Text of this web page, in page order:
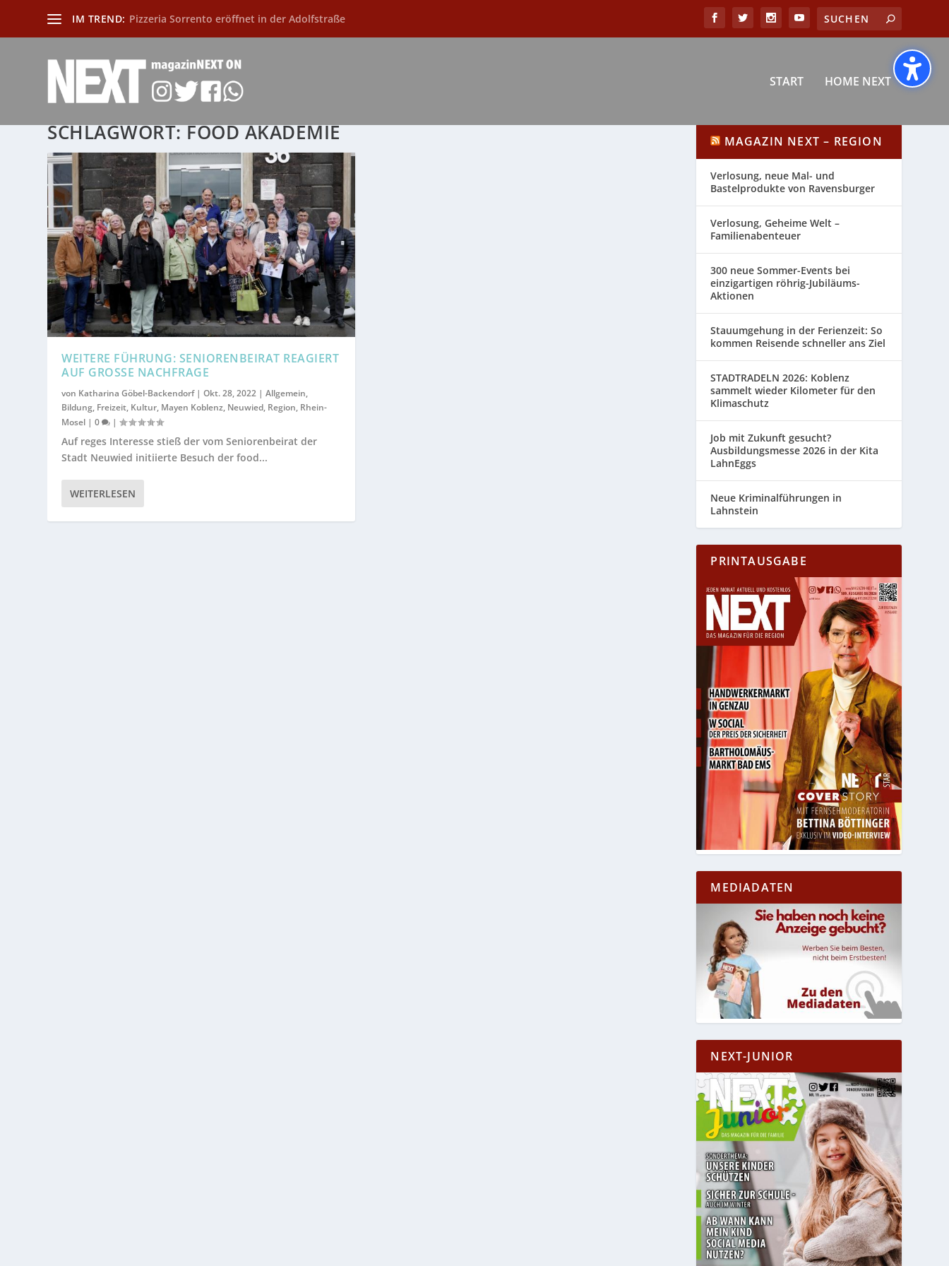
IM TREND: Pizzeria Sorrento eröffnet in der Adolfstraße
START HOME NEXT
SCHLAGWORT:FOOD AKADEMIE
WEITERE FÜHRUNG: SENIORENBEIRAT REAGIERT
AUF GROSSE NACHFRAGE
von Katharina Göbel-Backendorf|Okt. 28, 2022 |Allgemein,
Bildung, Freizeit, Kultur, Mayen Koblenz, Neuwied, Region, Rhein-
Mosel |0 |
Auf reges Interesse stieß der vom Seniorenbeirat der
Stadt Neuwied initiierte Besuch der food...
WEITERLESEN
MAGAZIN NEXT – REGION
Verlosung, neue Mal- und
Bastelprodukte von Ravensburger
Verlosung, Geheime Welt –
Familienabenteuer
300 neue Sommer-Events bei
einzigartigen röhrig-Jubiläums-
Aktionen
Stauumgehung in der Ferienzeit: So
kommen Reisende schneller ans Ziel
STADTRADELN 2026: Koblenz
sammelt wieder Kilometer für den
Klimaschutz
Job mit Zukunft gesucht?
Ausbildungsmesse 2026 in der Kita
LahnEggs
Neue Kriminalführungen in
Lahnstein
PRINTAUSGABE
MEDIADATEN
NEXT-JUNIOR